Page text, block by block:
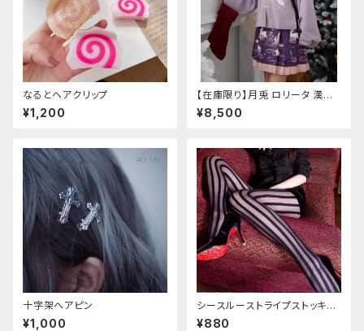
なるとヘアクリップ
¥1,200
【在庫限り】月兎 ロリータ 漢服
ツーピース セットアップ チャイ
ナ風 華ロリ ロリィタ 刺繍 和柄
系 青文字系 ガーリー 大人可愛
い カジュアル ファッション 民族
風 コスプレ ロメルチェオ
¥8,500
十字架ヘアピン
¥1,000
シースルーストライプストッキン
グ
¥880